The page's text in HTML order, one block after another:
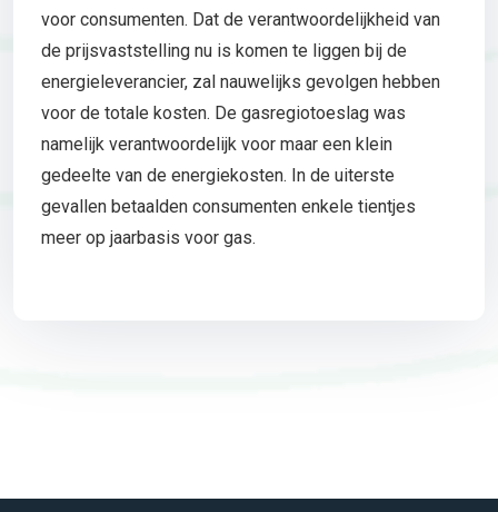
voor consumenten. Dat de verantwoordelijkheid van
de prijsvaststelling nu is komen te liggen bij de
energieleverancier, zal nauwelijks gevolgen hebben
voor de totale kosten. De gasregiotoeslag was
namelijk verantwoordelijk voor maar een klein
gedeelte van de energiekosten. In de uiterste
gevallen betaalden consumenten enkele tientjes
meer op jaarbasis voor gas.